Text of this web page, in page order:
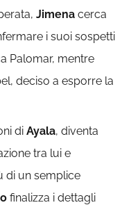
Jimena cerca
i suoi sospetti
Palomar, mentre
deciso a esporre la
diAyala, diventa
tra lui e
di un semplice
finalizza i dettagli